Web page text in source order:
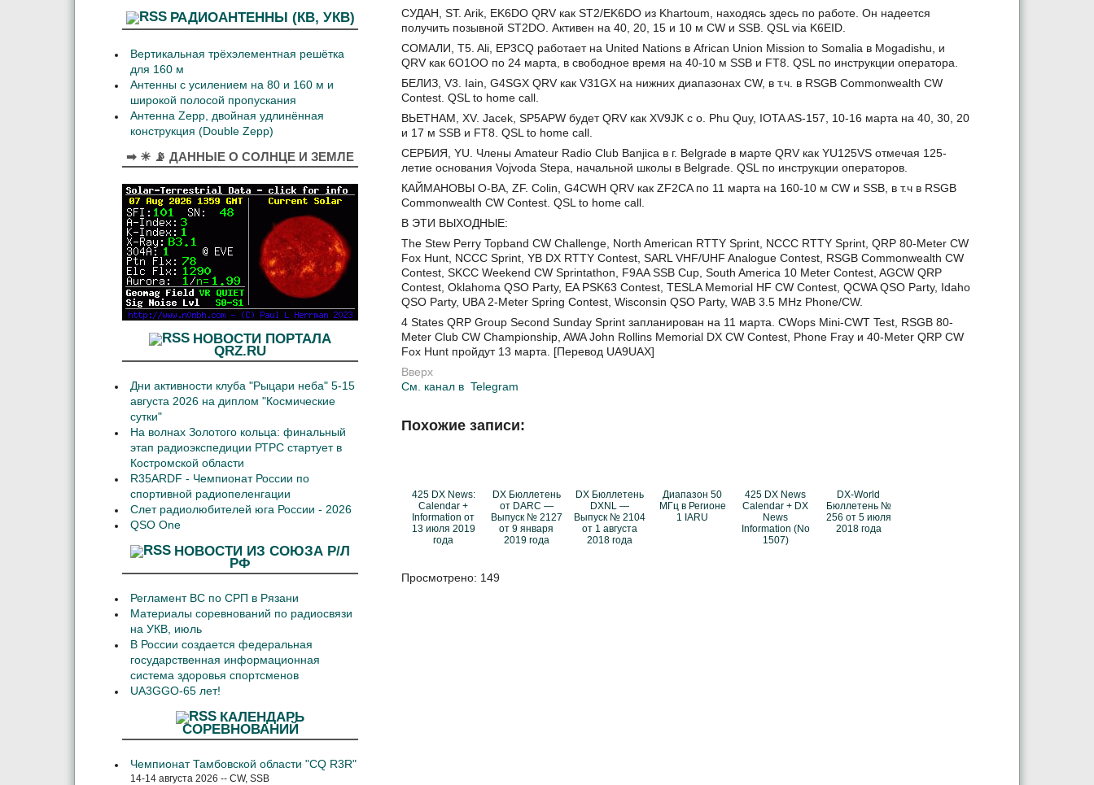
СУДАН, ST. Arik, EK6DO QRV как ST2/EK6DO из Khartoum, находясь здесь по работе. Он надеется
получить позывной ST2DO. Активен на 40, 20, 15 и 10 м CW и SSB. QSL via K6EID.
СОМАЛИ, T5. Ali, EP3CQ работает на United Nations в African Union Mission to Somalia в Mogadishu, и
QRV как 6O1OO по 24 марта, в свободное время на 40-10 м SSB и FT8. QSL по инструкции оператора.
БЕЛИЗ, V3. Iain, G4SGX QRV как V31GX на нижних диапазонах CW, в т.ч. в RSGB Commonwealth CW
Contest. QSL to home call.
ВЬЕТНАМ, XV. Jacek, SP5APW будет QRV как XV9JK с о. Phu Quy, IOTA AS-157, 10-16 марта на 40, 30, 20
и 17 м SSB и FT8. QSL to home call.
СЕРБИЯ, YU. Члены Amateur Radio Club Banjica в г. Belgrade в марте QRV как YU125VS отмечая 125-
летие основания Vojvoda Stepa, начальной школы в Belgrade. QSL по инструкции операторов.
КАЙМАНОВЫ О-ВА, ZF. Colin, G4CWH QRV как ZF2CA по 11 марта на 160-10 м CW и SSB, в т.ч в RSGB
Commonwealth CW Contest. QSL to home call.
В ЭТИ ВЫХОДНЫЕ:
The Stew Perry Topband CW Challenge, North American RTTY Sprint, NCCC RTTY Sprint, QRP 80-Meter CW
Fox Hunt, NCCC Sprint, YB DX RTTY Contest, SARL VHF/UHF Analogue Contest, RSGB Commonwealth CW
Contest, SKCC Weekend CW Sprintathon, F9AA SSB Cup, South America 10 Meter Contest, AGCW QRP
Contest, Oklahoma QSO Party, EA PSK63 Contest, TESLA Memorial HF CW Contest, QCWA QSO Party, Idaho
QSO Party, UBA 2-Meter Spring Contest, Wisconsin QSO Party, WAB 3.5 MHz Phone/CW.
4 States QRP Group Second Sunday Sprint запланирован на 11 марта. CWops Mini-CWT Test, RSGB 80-
Meter Club CW Championship, AWA John Rollins Memorial DX CW Contest, Phone Fray и 40-Meter QRP CW
Fox Hunt пройдут 13 марта. [Перевод UA9UAX]
Вверх
См. канал в Telegram
Похожие записи:
425 DX News:
Calendar +
Information от
13 июля 2019
года
DX Бюллетень
от DARC —
Выпуск № 2127
от 9 января
2019 года
DX Бюллетень
DXNL —
Выпуск № 2104
от 1 августа
2018 года
Диапазон 50
МГц в Регионе
1 IARU
425 DX News
Calendar + DX
News
Information (No
1507)
DX-World
Бюллетень №
256 от 5 июля
2018 года
Просмотрено: 149
РАДИОАНТЕННЫ (КВ, УКВ)
Вертикальная трёхэлементная решётка
для 160 м
Антенны с усилением на 80 и 160 м и
широкой полосой пропускания
Антенна Zepp, двойная удлинённая
конструкция (Double Zepp)
➡ ☀ 📡 ДАННЫЕ О СОЛНЦЕ И ЗЕМЛЕ
НОВОСТИ ПОРТАЛА
QRZ.RU
Дни активности клуба "Рыцари неба" 5-15
августа 2026 на диплом "Космические
сутки"
На волнах Золотого кольца: финальный
этап радиоэкспедиции РТРС стартует в
Костромской области
R35ARDF - Чемпионат России по
спортивной радиопеленгации
Слет радиолюбителей юга России - 2026
QSO One
НОВОСТИ ИЗ СОЮЗА Р/Л
РФ
Регламент ВС по СРП в Рязани
Материалы соревнований по радиосвязи
на УКВ, июль
В России создается федеральная
государственная информационная
система здоровья спортсменов
UA3GGO-65 лет!
КАЛЕНДАРЬ
СОРЕВНОВАНИЙ
Чемпионат Тамбовской области "CQ R3R"
14-14 августа 2026 -- CW, SSB